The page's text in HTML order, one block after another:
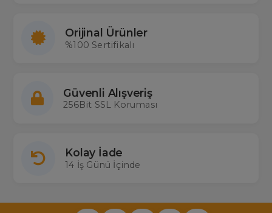
Orijinal Ürünler
%100 Sertifikalı
Güvenli Alışveriş
256Bit SSL Koruması
Kolay İade
14 İş Günü İçinde